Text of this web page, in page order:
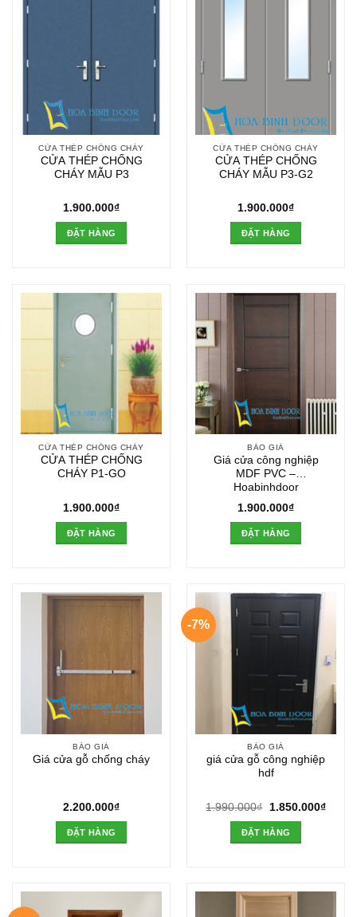
CỬA THÉP CHỐNG CHÁY
CỬA THÉP CHỐNG
CHÁY MẪU P3
1.900.000₫
ĐẶT HÀNG
CỬA THÉP CHỐNG CHÁY
CỬA THÉP CHỐNG
CHÁY MẪU P3-G2
1.900.000₫
ĐẶT HÀNG
CỬA THÉP CHỐNG CHÁY
CỬA THÉP CHỐNG
CHÁY P1-GO
1.900.000₫
ĐẶT HÀNG
BÁO GIÁ
Giá cửa công nghiệp
MDF PVC –
Hoabinhdoor
1.900.000₫
ĐẶT HÀNG
BÁO GIÁ
Giá cửa gỗ chống cháy
2.200.000₫
ĐẶT HÀNG
-7%
BÁO GIÁ
giá cửa gỗ công nghiệp
hdf
1.990.000₫
Giá
là:
1.990.000₫.
1.850.000₫Giá
ĐẶT HÀNG